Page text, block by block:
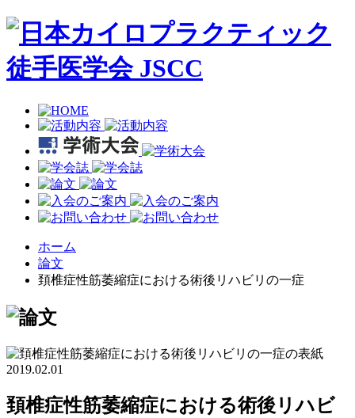
ホーム
論文
頚椎症性筋萎縮症における術後リハビリの一症
2019.02.01
頚椎症性筋萎縮症における術後リハビ